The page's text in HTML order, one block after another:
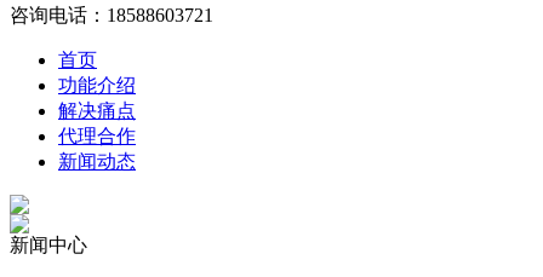
咨询电话： 18588603721
首页
功能介绍
解决痛点
代理合作
新闻动态
新闻中心